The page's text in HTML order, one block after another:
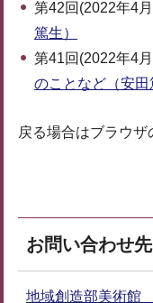
第42回(2022年4
篤生）
第41回(2022年4
のことなど（安田
戻る場合はブラウ
お問い合わせ先
地域創造部美術館